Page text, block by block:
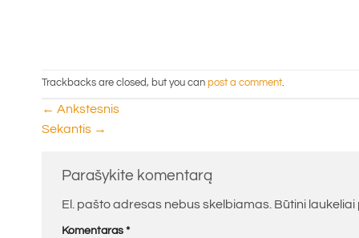
Trackbacks are closed, but you can post a comment.
← Ankstesnis
Sekantis →
Parašykite komentarą
El. pašto adresas nebus skelbiamas. Būtini
Komentaras *